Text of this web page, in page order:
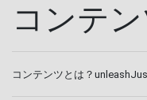
コンテ
コンテンツとは？